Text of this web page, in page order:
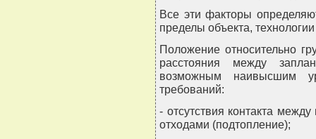
Все эти факторы
пределы объекта,
Положение относительно
расстояния между
возможным наивысшим
требований:
- отсутствия контакта
отходами (подтопление);